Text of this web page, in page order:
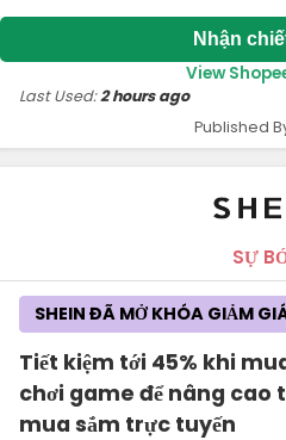
Nhận
View
Published
Last Used:2 hours ago
SỰ
Tiết kiệm tới 45% khi
chơi game để nâng cao
mua sắm trực tuyến
SHEIN ĐÃ MỞ KHÓA GIẢM